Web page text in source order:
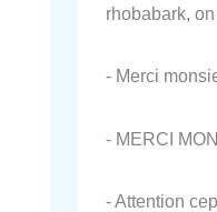
rhobabark,
- Merci
- MERCI
- Attention